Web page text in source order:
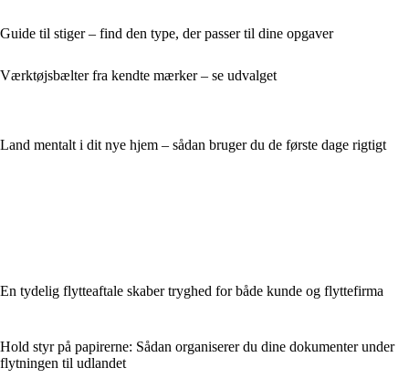
Guide til stiger – find den type, der passer til dine opgaver
Værktøjsbælter fra kendte mærker – se udvalget
Land mentalt i dit nye hjem – sådan bruger du de første dage rigtigt
En tydelig flytteaftale skaber tryghed for både kunde og flyttefirma
Hold styr på papirerne: Sådan organiserer du dine dokumenter under
flytningen til udlandet